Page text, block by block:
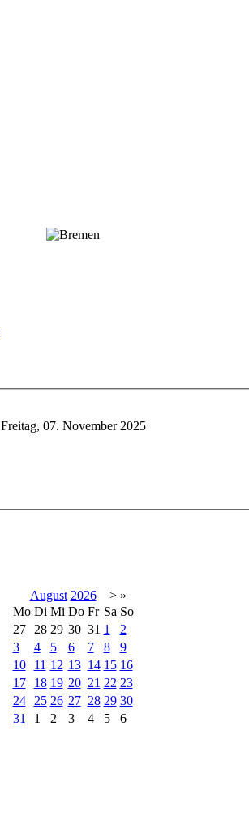
Freitag, 07. November 2025
August 2026 > »
Mo Di Mi Do Fr Sa So
27
28 29 30 31 1
2
3
4 5 6 7 8
9
10
11 12 13 14 15 16
17
18 19 20 21 22 23
24
25 26 27 28 29 30
31
1 2 3 4 5 6